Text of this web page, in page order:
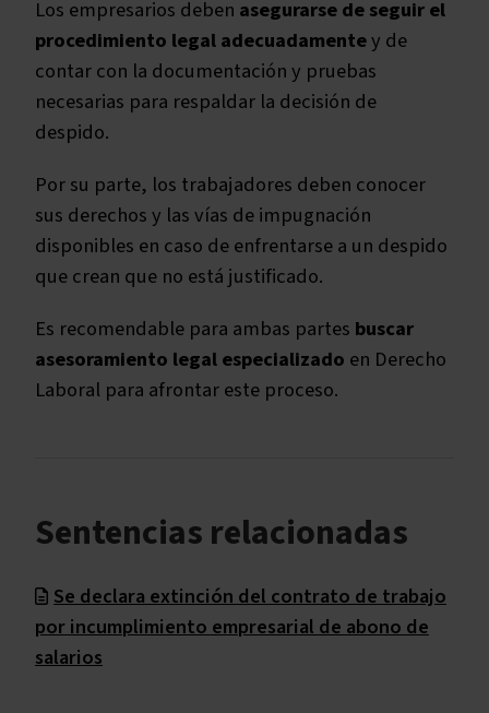
Los empresarios deben asegurarse de seguir el
procedimiento legal adecuadamentey de
contar con la documentación y pruebas
necesarias para respaldar la decisión de
despido.
Por su parte, los trabajadores deben conocer
sus derechos y las vías de impugnación
disponibles en caso de enfrentarse a un despido
que crean que no está justificado.
Es recomendable para ambas partes buscar
asesoramiento legal especializado en Derecho
Laboral para afrontar este proceso.
Sentencias relacionadas
Se declara extinción del contrato de trabajo
por incumplimiento empresarial de abono de
salarios